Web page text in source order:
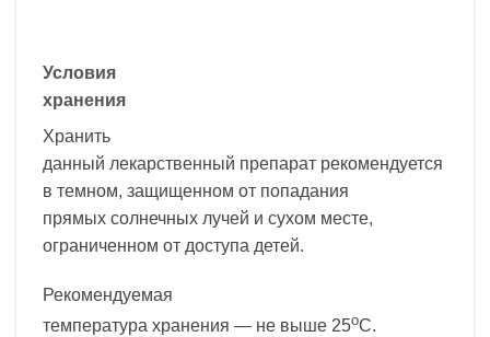
Условия
хранения
Хранить
данный лекарственный препарат рекомендуется
в темном, защищенном от попадания
прямых солнечных лучей и сухом месте,
ограниченном от доступа детей.
Рекомендуемая
температура хранения — не выше 25оС.